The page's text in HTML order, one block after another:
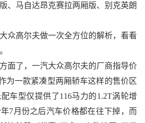
、马自达昂克赛拉两厢版、别克英朗
众高尔夫做一次全方位的解析，看看
面了，一汽大众高尔夫的厂商指导价
为一款紧凑型两厢轿车这样的售价区
车型仅提供了116马力的1.2T涡轮增
7月份之后汽车价格都在往下掉，而